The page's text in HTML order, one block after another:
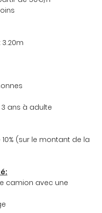
3.20m
ans à adulte
(sur le montant de la
camion avec une